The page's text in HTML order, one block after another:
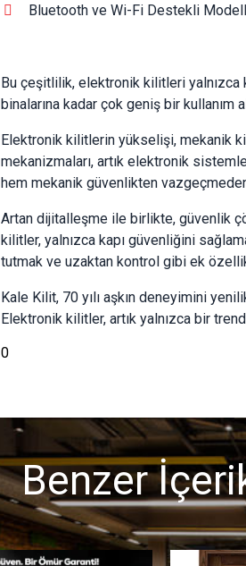
Bluetooth ve Wi-Fi Destekli
Bu çeşitlilik, elektronik kilitleri
binalarına kadar çok geniş bir kullanım
Elektronik kilitlerin yükselişi, mekanik
mekanizmaları, artık elektronik
hem mekanik güvenlikten
Artan dijitalleşme ile birlikte, güvenlik
kilitler, yalnızca kapı güvenliğini
tutmak ve uzaktan kontrol gibi ek
Kale Kilit, 70 yılı aşkın deneyimini
Elektronik kilitler, artık yalnızca bir
0
Benzer